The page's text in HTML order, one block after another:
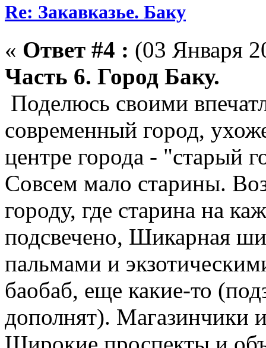
Re: Закавказье. Баку
« Ответ #4 : (03 Января
Часть 6. Город Баку.
Поделюсь своими
современный город,
центре города - "старый
Совсем мало старины.
городу, где старина на
подсвечено, Шикарная
пальмами и
баобаб, еще какие-то
дополнят). Магазинчики